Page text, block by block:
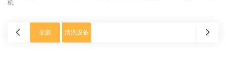
机
全部 清洗设备